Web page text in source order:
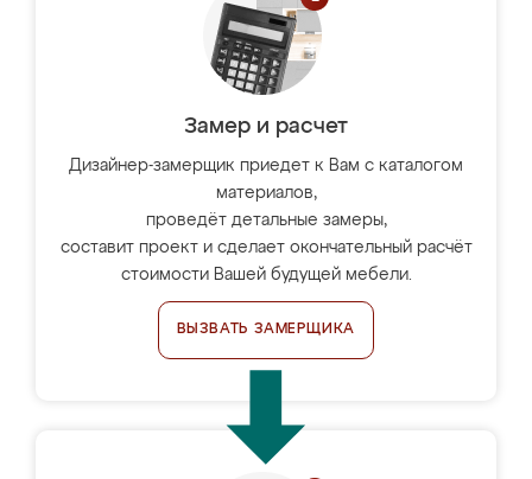
Замер и расчет
Дизайнер-замерщик приедет к Вам с каталогом
материалов,
проведёт детальные замеры,
составит проект и сделает окончательный расчёт
стоимости Вашей будущей мебели.
ВЫЗВАТЬ ЗАМЕРЩИКА